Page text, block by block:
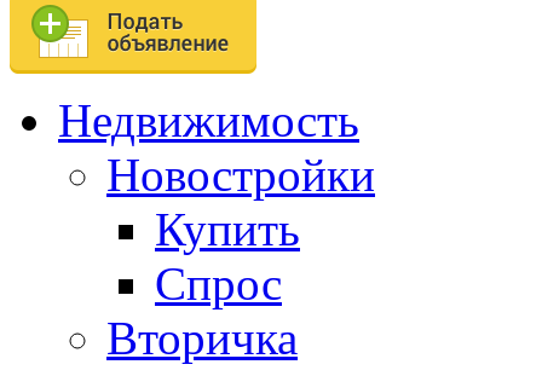
Недвижимость
Новостройки
Купить
Спрос
Вторичка